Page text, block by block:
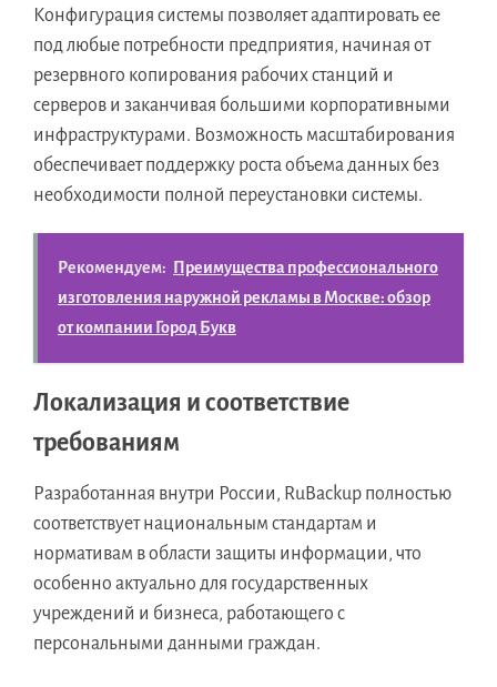
Конфигурация системы позволяет адаптировать ее
под любые потребности предприятия, начиная от
резервного копирования рабочих станций и
серверов и заканчивая большими корпоративными
инфраструктурами. Возможность масштабирования
обеспечивает поддержку роста объема данных без
необходимости полной переустановки системы.
Рекомендуем:
Преимущества профессионального
изготовления наружной рекламы в Москве: обзор
от компании Город Букв
Локализация и соответствие
требованиям
Разработанная внутри России, RuBackup полностью
соответствует национальным стандартам и
нормативам в области защиты информации, что
особенно актуально для государственных
учреждений и бизнеса, работающего с
персональными данными граждан.